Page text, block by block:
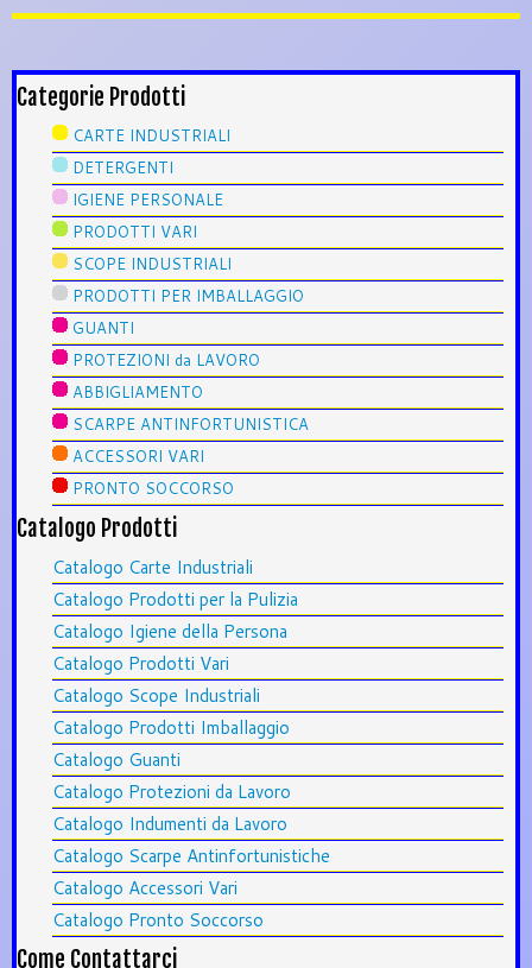
Categorie Prodotti
CARTE INDUSTRIALI
DETERGENTI
IGIENE PERSONALE
PRODOTTI VARI
SCOPE INDUSTRIALI
PRODOTTI PER IMBALLAGGIO
GUANTI
PROTEZIONI da LAVORO
ABBIGLIAMENTO
SCARPE ANTINFORTUNISTICA
ACCESSORI VARI
PRONTO SOCCORSO
Catalogo Prodotti
Catalogo Carte Industriali
Catalogo Prodotti per la Pulizia
Catalogo Igiene della Persona
Catalogo Prodotti Vari
Catalogo Scope Industriali
Catalogo Prodotti Imballaggio
Catalogo Guanti
Catalogo Protezioni da Lavoro
Catalogo Indumenti da Lavoro
Catalogo Scarpe Antinfortunistiche
Catalogo Accessori Vari
Catalogo Pronto Soccorso
Come Contattarci